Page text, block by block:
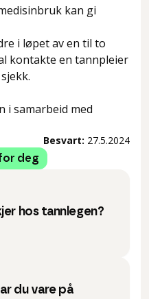
kan gi
i løpet av en til to
kontakte en tannpleier
i samarbeid med
Besvart: 27.5.2024
deg
hos tannlegen?
du vare på